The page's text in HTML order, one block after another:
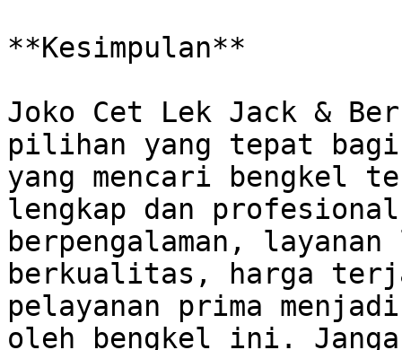
**Kesimpulan**
Joko Cet Lek Jack &
pilihan yang tepat
yang mencari bengkel
lengkap dan
berpengalaman,
berkualitas, harga
pelayanan prima
oleh bengkel ini.